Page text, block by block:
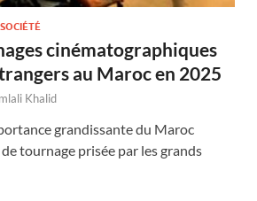
SOCIÉTÉ
cinématographiques
au Maroc en 2025
Khalid
grandissante du Maroc
tournage prisée par les grands